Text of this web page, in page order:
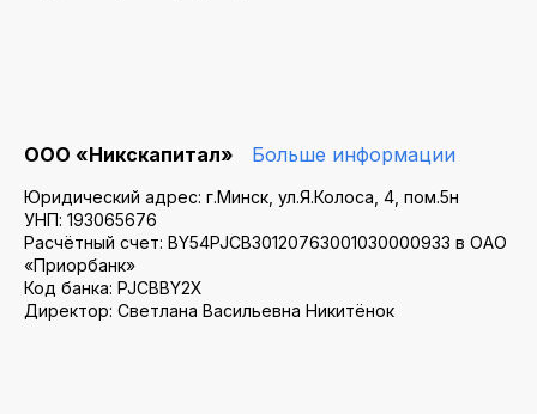
ООО «Никскапитал» Больше информации
Юридический адрес: г.Минск, ул.Я.Колоса, 4, пом.5н
УНП: 193065676
Расчётный счет: BY54PJCB30120763001030000933 в ОАО
«Приорбанк»
Код банка: PJCBBY2X
Директор: Светлана Васильевна Никитёнок